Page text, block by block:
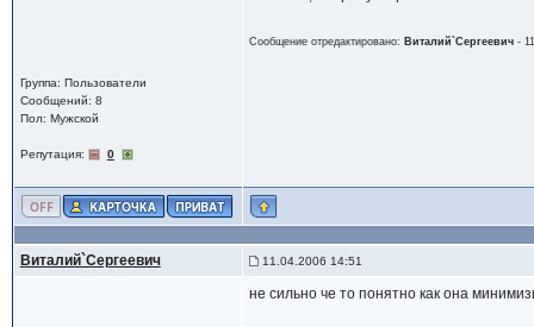
Группа: Пользователи
Сообщений: 8
Пол: Мужской
Репутация: 0
Сообщение отредактировано: Виталий`Сергеевич-
Виталий`Сергеевич 11.04.2006 14:51
не сильно че то понятно как она